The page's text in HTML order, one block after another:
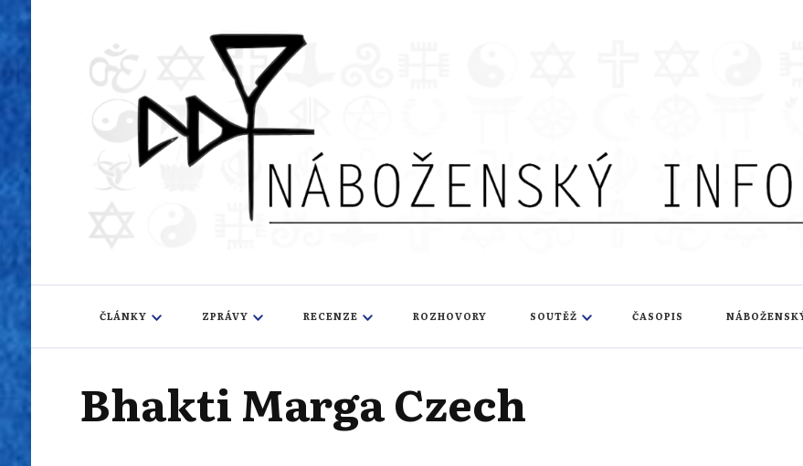
Náboženský infoservis
ČLÁNKY ZPRÁVY RECENZE ROZHOVORY SOUTĚŽ ČASOPIS
Bhakti Marga Czech